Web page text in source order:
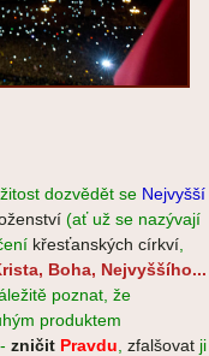
dozvědět se Nejvyšší
(ať už se nazývají
křesťanských církví
Boha, Nejvyššího...
poznat, že
produktem
zničit Pravdu zfalšovat ji